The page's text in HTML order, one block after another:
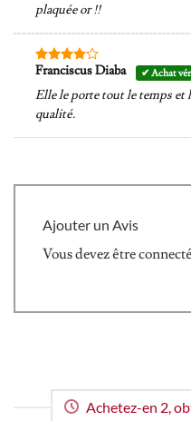
plaquée or !!
Note4
Franciscus Diaba
Elle le porte tout le temps et
qualité.
Ajouter un Avis
Vous devez êtreconnecté
Achetez-en 2,